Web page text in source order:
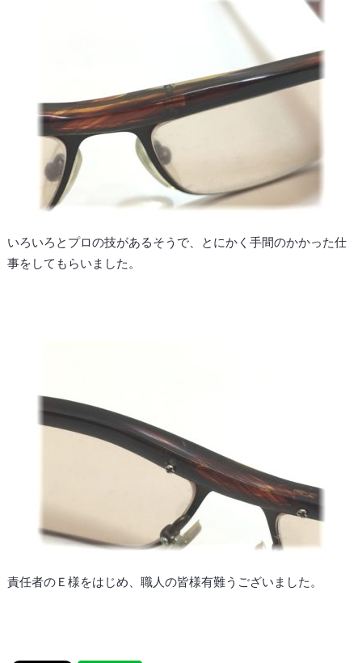
いろいろとプロの技があるそうで、とにかく手間のかかった仕
事をしてもらいました。
責任者のＥ様をはじめ、職人の皆様有難うございました。